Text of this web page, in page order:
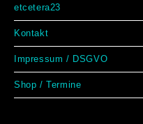
etcetera23
Kontakt
Impressum / DSGVO
Shop / Termine